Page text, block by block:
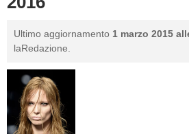
BIOGRAFIE
DEFINIZIONI
GASTRONOMIA
CAPELLI
Ultimo aggiornamento 1 marzo 2015
laRedazione.